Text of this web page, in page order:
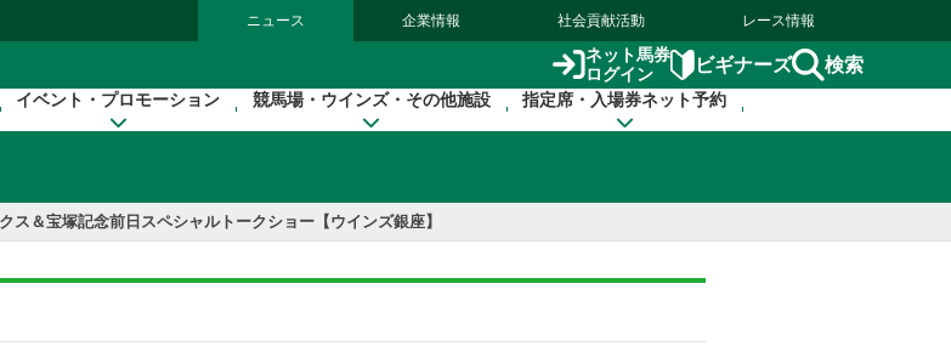
ニュース 企業情報 社会貢献活動 レース情報
ネット馬券
ログイン
ビギナーズ 検索
イベント・プロモーション 競馬場・ウインズ・その他施設 指定席・入場券ネット予約
ス＆宝塚記念前日スペシャルトークショー【ウインズ銀座】